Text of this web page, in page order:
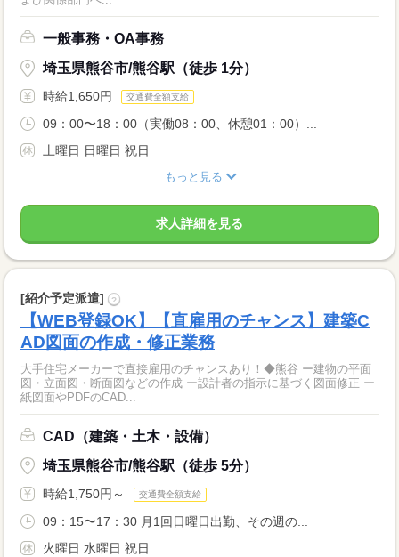
一般事務・OA事務
埼玉県熊谷市/熊谷駅（徒歩 1分）
時給1,650円 交通費全額支給
09：00〜18：00（実働08：00、休憩01：00）...
土曜日 日曜日 祝日
もっと見る
求人詳細を見る
[紹介予定派遣] ?
【WEB登録OK】【直雇用のチャンス】建築C
AD図面の作成・修正業務
大手住宅メーカーで直接雇用のチャンスあり！◆熊谷 ー建物の平面
図・立面図・断面図などの作成 ー設計者の指示に基づく図面修正 ー
紙図面やPDFのCAD...
CAD（建築・土木・設備）
埼玉県熊谷市/熊谷駅（徒歩 5分）
時給1,750円～ 交通費全額支給
09：15〜17：30 月1回日曜日出勤、その週の...
火曜日 水曜日 祝日